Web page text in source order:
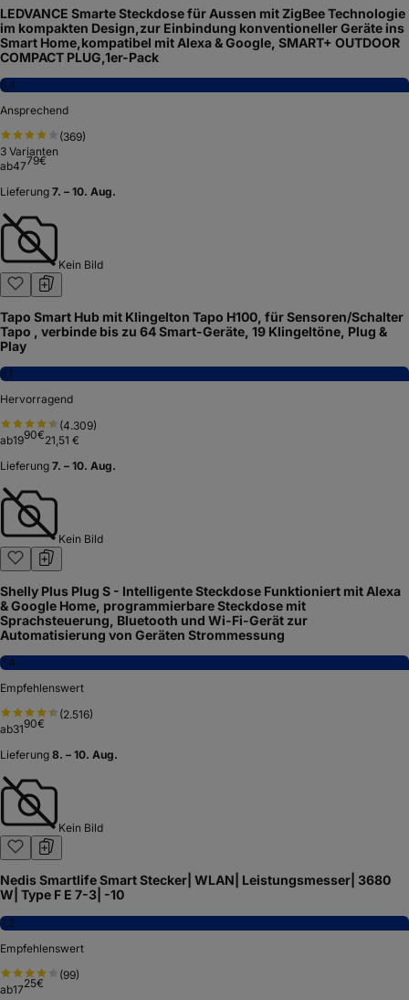
LEDVANCE Smarte Steckdose für Aussen mit ZigBee Technologie
im kompakten Design,zur Einbindung konventioneller Geräte ins
Smart Home,kompatibel mit Alexa & Google, SMART+ OUTDOOR
COMPACT PLUG,1er-Pack
6,4
Ansprechend
(369)
3 Varianten
ab4779€
Lieferung 7. – 10. Aug.
Kein Bild
Tapo Smart Hub mit Klingelton Tapo H100, für Sensoren/Schalter
Tapo , verbinde bis zu 64 Smart-Geräte, 19 Klingeltöne, Plug &
Play
8,1
Hervorragend
(4.309)
ab1990€21,51 €
Lieferung 7. – 10. Aug.
Kein Bild
Shelly Plus Plug S - Intelligente Steckdose Funktioniert mit Alexa
& Google Home, programmierbare Steckdose mit
Sprachsteuerung, Bluetooth und Wi-Fi-Gerät zur
Automatisierung von Geräten Strommessung
7,4
Empfehlenswert
(2.516)
ab3190€
Lieferung 8. – 10. Aug.
Kein Bild
Nedis Smartlife Smart Stecker| WLAN| Leistungsmesser| 3680
W| Type F E 7-3| -10
7,2
Empfehlenswert
(99)
ab1725€